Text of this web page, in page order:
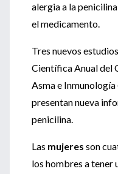
alergia a la
el medicamento.
Tres nuevos
Científica Anual del
Asma e
presentan nueva
penicilina.
Las mujeres son
los hombres a tener